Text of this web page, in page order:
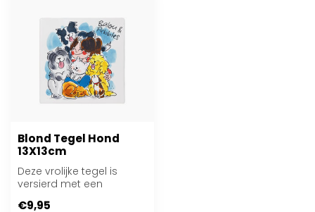
Blond Tegel Hond
13X13cm
Deze vrolijke tegel is
versierd met een
hondenillustratie die
€9,95